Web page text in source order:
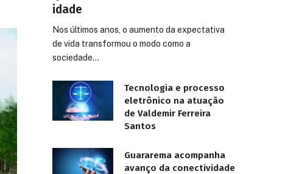
idade
Nos últimos anos, o aumento da expectativa
de vida transformou o modo como a
sociedade…
Tecnologia e processo
eletrônico na atuação
de Valdemir Ferreira
Santos
Guararema acompanha
avanço da conectividade